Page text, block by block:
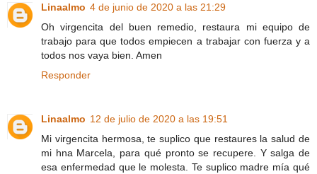
Linaalmo 4 de junio de 2020 a las 21:29
Oh virgencita del buen remedio, restaura mi equipo de
trabajo para que todos empiecen a trabajar con fuerza y a
todos nos vaya bien. Amen
Responder
Linaalmo 12 de julio de 2020 a las 19:51
Mi virgencita hermosa, te suplico que restaures la salud de
mi hna Marcela, para qué pronto se recupere. Y salga de
esa enfermedad que le molesta. Te suplico madre mía qué